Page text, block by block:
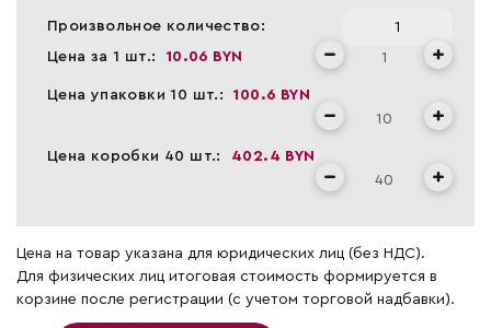
Произвольное количество:
Цена за 1 шт.:
10.06 BYN
Цена упаковки 10 шт.: 100.6 BYN
Цена коробки 40 шт.: 402.4 BYN
Цена на товар указана для юридических лиц (без НДС).
Для физических лиц итоговая стоимость формируется в
корзине после регистрации (с учетом торговой надбавки).